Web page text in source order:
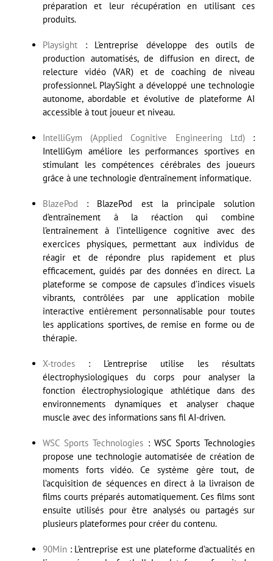
préparation et leur récupération en utilisant ces
produits.
Playsight : L’entreprise développe des outils de
production automatisés, de diffusion en direct, de
relecture vidéo (VAR) et de coaching de niveau
professionnel. PlaySight a développé une technologie
autonome, abordable et évolutive de plateforme AI
accessible à tout joueur et niveau.
IntelliGym (Applied Cognitive Engineering Ltd):
IntelliGym améliore les performances sportives en
stimulant les compétences cérébrales des joueurs
grâce à une technologie d’entraînement informatique.
BlazePod : BlazePod est la principale solution
d’entraînement à la réaction qui combine
l’entraînement à l’intelligence cognitive avec des
exercices physiques, permettant aux individus de
réagir et de répondre plus rapidement et plus
efficacement, guidés par des données en direct. La
plateforme se compose de capsules d’indices visuels
vibrants, contrôlées par une application mobile
interactive entièrement personnalisable pour toutes
les applications sportives, de remise en forme ou de
thérapie.
X-trodes : L’entreprise utilise les résultats
électrophysiologiques du corps pour analyser la
fonction électrophysiologique athlétique dans des
environnements dynamiques et analyser chaque
muscle avec des informations sans fil AI-driven.
WSC Sports Technologies : WSC Sports Technologies
propose une technologie automatisée de création de
moments forts vidéo. Ce système gère tout, de
l’acquisition de séquences en direct à la livraison de
films courts préparés automatiquement. Ces films sont
ensuite utilisés pour être analysés ou partagés sur
plusieurs plateformes pour créer du contenu.
90Min : L’entreprise est une plateforme d’actualités en